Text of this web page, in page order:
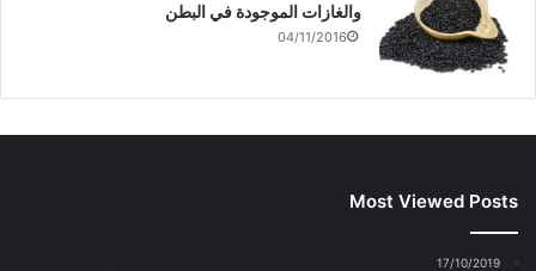
والغازات الموجودة في البطن
04/11/2016
Most Viewed Posts
17/10/2019